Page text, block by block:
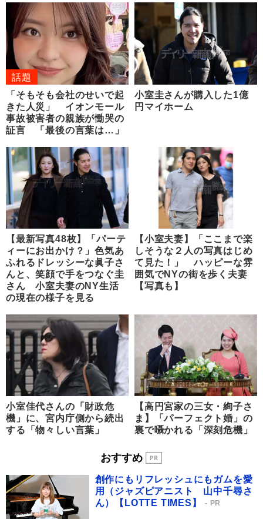
話題
「そもそも会社のせいで起
きた人災」 イオンモール
事故被害者の親族が慟哭の
証言 「最後の言葉は…」
小室圭さんが購入した1億
円マイホーム
【最新写真48枚】「パーテ
ィーにお出かけ？」色気あ
ふれるドレッシーな眞子さ
んと、笑顔で手をつなぐ圭
さん 小室夫妻のNY生活
の現在の様子を見る
【小室夫妻】「ここまで楽
しそうな２人の写真はじめ
て見た！」 ハッピーな雰
囲気でNYの街を歩く夫妻
【写真も】
小室佳代さんの「財政危
機」に、宮内庁側から続出
する「物々しい言葉」
【高円宮家の三女・絢子さ
ま】「パーフェクト婚」の
裏で囁かれる「深刻危機」
おすすめ
創作にもリフレッシュにもガムを愛
用（ジャズピアニスト 山中千尋さ
ん）【LOTTE TIMES】
PR